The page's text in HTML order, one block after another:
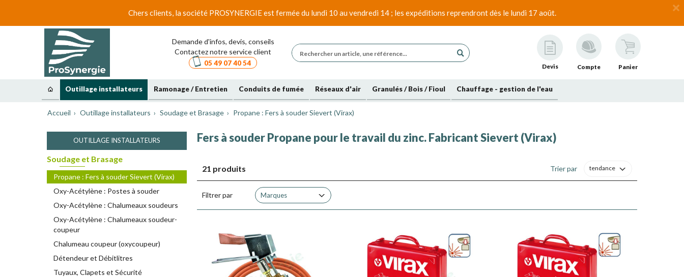
Chers clients, la société PROSYNERGIE est fermée du lundi 10 au vendredi 14 ; les expéditions reprendront dès le lundi 17 août.
Demande d'infos, devis, conseils
Contactez notre service client
05 49 07 40 54 Devis Compte Panier
Outillage installateurs Ramonage / Entretien Conduits de fumée Réseaux d'air Granulés / Bois / Fioul Chauffage - gestion de l'eau
Accueil Outillage installateurs Soudage et Brasage Propane : Fers à souder Sievert (Virax)
OUTILLAGE INSTALLATEURS
Soudage et Brasage
Propane : Fers à souder Sievert (Virax)
Oxy-Acétylène : Postes à souder
Oxy-Acétylène : Chalumeaux soudeurs
Oxy-Acétylène : Chalumeaux soudeur-
coupeur
Chalumeau coupeur (oxycoupeur)
Détendeur et Débitlitres
Tuyaux, Clapets et Sécurité
Fers à souder Propane pour le travail du zinc. Fabricant Sievert (Virax)
21 produits Trier par tendance
Filtrer par Marques